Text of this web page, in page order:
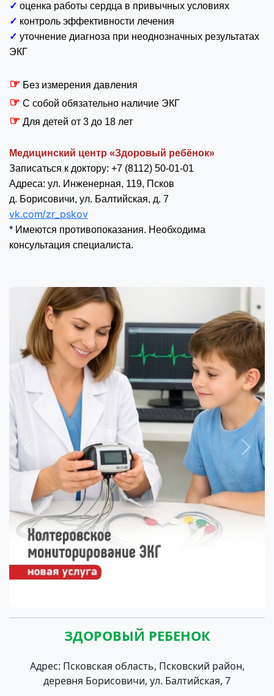
✓ оценка работы сердца в привычных условиях
✓ контроль эффективности лечения
✓ уточнение диагноза при неоднозначных результатах
ЭКГ
☞ Без измерения давления
☞ С собой обязательно наличие ЭКГ
☞ Для детей от 3 до 18 лет
Медицинский центр «Здоровый ребёнок»
Записаться к доктору: +7 (8112) 50-01-01
Адреса: ул. Инженерная, 119, Псков
д. Борисовичи, ул. Балтийская, д. 7
vk.com/zr_pskov
* Имеются противопоказания. Необходима
консультация специалиста.
Previous Next
ЗДОРОВЫЙ РЕБЕНОК
Адрес: Псковская область, Псковский район,
деревня Борисовичи, ул. Балтийская, 7